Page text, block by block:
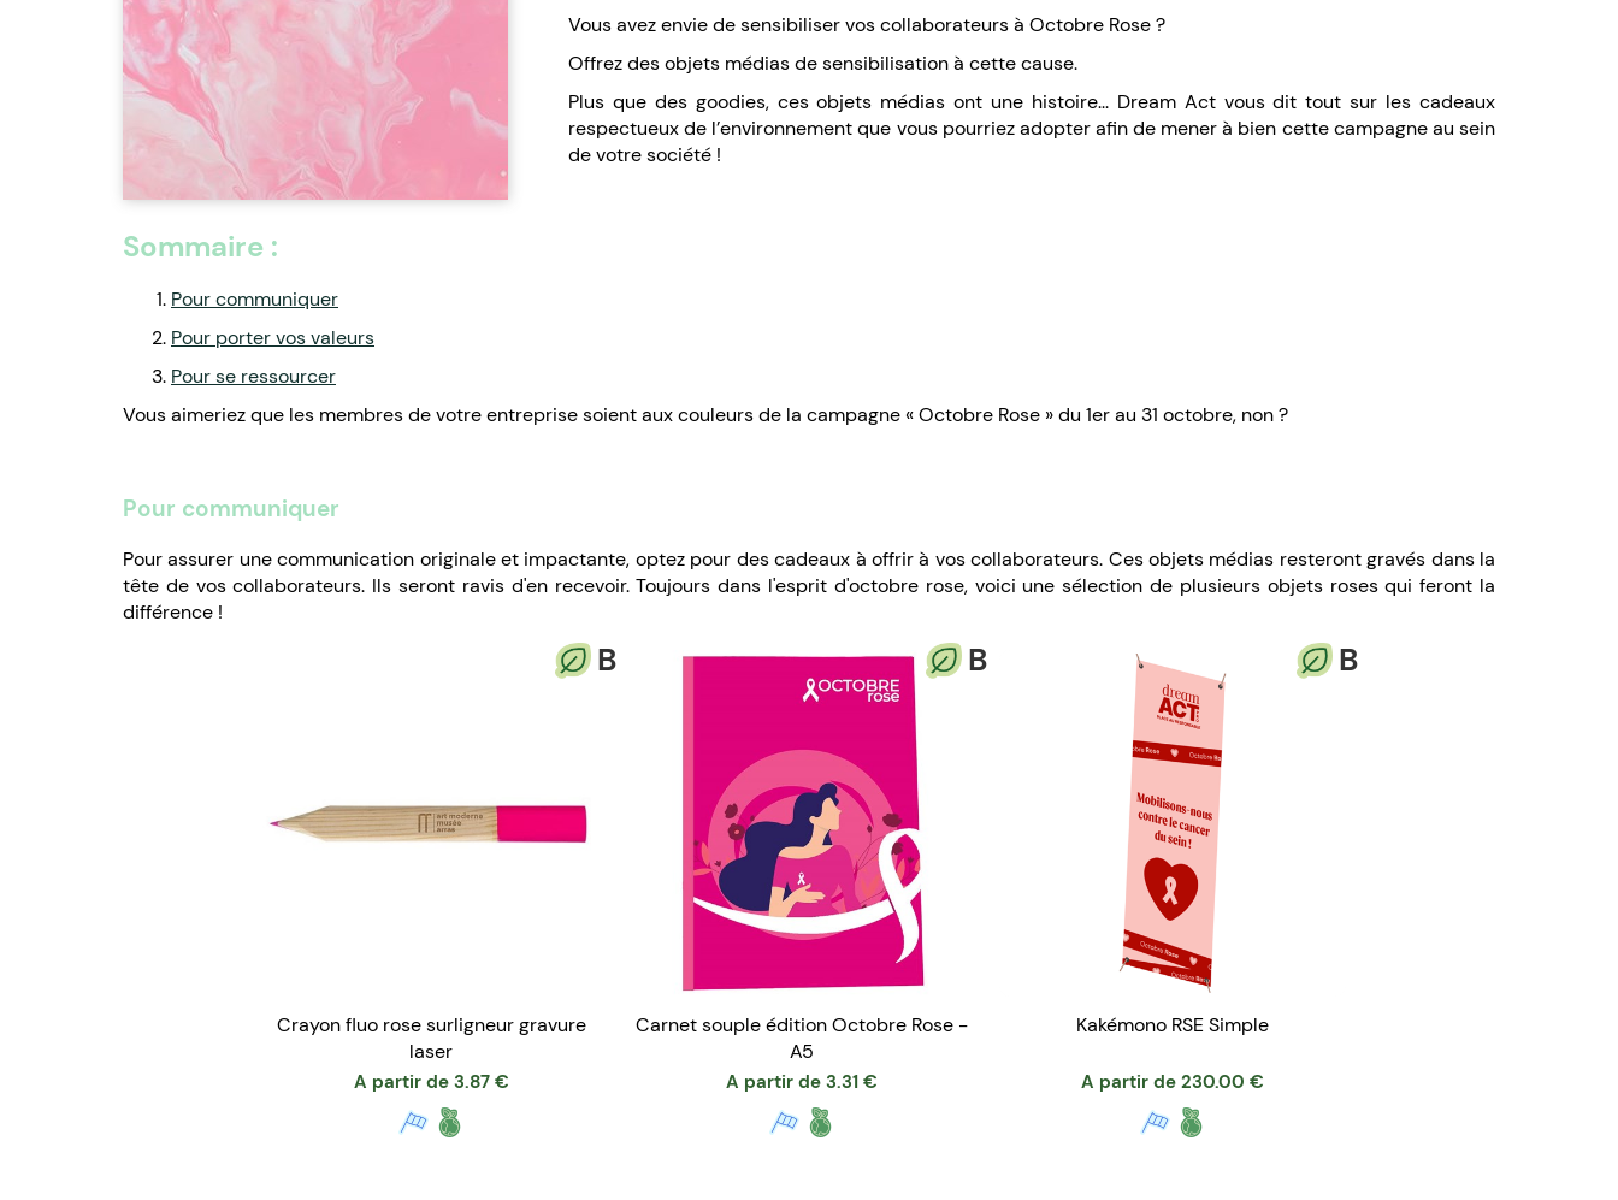
Vous avez envie de sensibiliser vos collaborateurs à Octobre Rose ?
Offrez des objets médias de sensibilisation à cette cause.
Plus que des goodies, ces objets médias ont une histoire... Dream Act vous dit tout sur les cadeaux
respectueux de l’environnement que vous pourriez adopter afin de mener à bien cette campagne au sein
de votre société !
Sommaire :
Pour communiquer
Pour porter vos valeurs
Pour se ressourcer
Vous aimeriez que les membres de votre entreprise soient aux couleurs de la campagne « Octobre Rose » du 1er au 31 octobre, non ?
Pour communiquer
Pour assurer une communication originale et impactante, optez pour des cadeaux à offrir à vos collaborateurs. Ces objets médias resteront gravés dans la
tête de vos collaborateurs. Ils seront ravis d'en recevoir. Toujours dans l'esprit d'octobre rose, voici une sélection de plusieurs objets roses qui feront la
différence !
B
Crayon fluo rose surligneur gravure
laser
A partir de 3.87 €
B
Carnet souple édition Octobre Rose -
A5
A partir de 3.31 €
B
Kakémono RSE Simple
A partir de 230.00 €